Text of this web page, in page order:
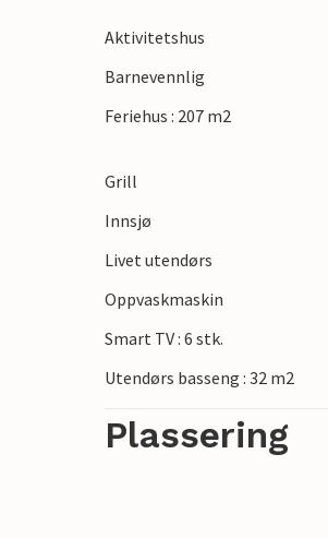
Oppdag de
Aktivitetshus
Barnevennlig
Feriehus : 207 m2
Grill
Innsjø
Livet utendørs
Oppvaskmaskin
Smart TV : 6 stk.
Utendørs basseng : 32 m2
Plassering